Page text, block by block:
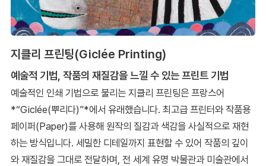
지클리 프린팅(Giclée Printing)
예술적 기법, 작품의 재질감을 느낄 수 있는 프린트 기법
예술적인 인쇄 기법으로 불리는 지클리 프린팅은 프랑스어
*“Giclée(뿌리다)”*에서 유래했습니다. 최고급 프린터와 작품용
페이퍼(Paper)를 사용해 원작의 질감과 색감을 사실적으로 재현
하는 방식입니다. 세밀한 디테일까지 표현할 수 있어 작품의 깊이
와 재질감을 그대로 전달하며, 전 세계 유명 박물관과 미술관에서